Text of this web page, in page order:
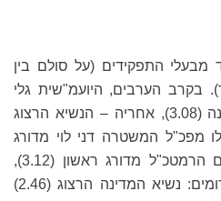
מבעלי התפקידים (על סולם בין
4=טוב מאוד). בקרב הערבים, היועמ"שית גלי
בהרב מיארה מדורגת ראשונה (3.08), אחריה – הנשיא הרצוג
(2.18) ואילו מפכ"ל המשטרה דני לוי מדורג
אחרון (2.04). בקרב היהודים הרמטכ"ל מדורג ראשון (3.12),
אחריו עם ציונים ממוצעים דומים: נשיא המדינה הרצוג (2.46)